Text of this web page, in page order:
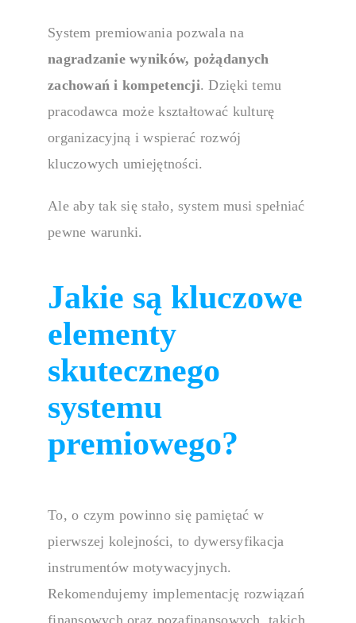
System premiowaniapozwala na
nagradzanie wyników, pożądanych
zachowań i kompetencji. Dzięki temu
pracodawca może kształtować kulturę
organizacyjną i wspierać rozwój
kluczowych umiejętności.
Ale aby tak się stało, system musi spełniać
pewne warunki.
Jakie są kluczowe
elementy
skutecznego
systemu
premiowego?
To, o czym powinno się pamiętać w
pierwszej kolejności, to dywersyfikacja
instrumentów motywacyjnych.
Rekomendujemy implementację rozwiązań
finansowych oraz pozafinansowych, takich